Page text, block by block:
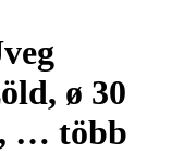
ø 30
, … több